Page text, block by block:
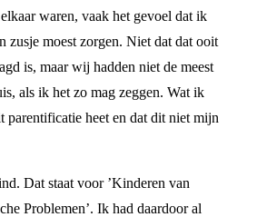
waren, vaak het gevoel dat ik
zusje moest zorgen. Niet dat dat ooit
is, maar wij hadden niet de meest
als ik het zo mag zeggen. Wat ik
parentificatie heet en dat dit niet mijn
Dat staat voor ’Kinderen van
Problemen’. Ik had daardoor al